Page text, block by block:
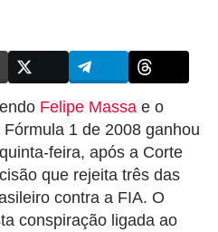
Felipe Massa e o
1 de 2008 ganhou
feira, após a Corte
que rejeita três das
contra a FIA. O
conspiração ligada ao